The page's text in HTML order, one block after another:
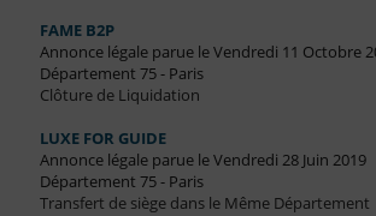
FAME B2P
Annonce légale parue le Vendredi 11 Octobre
Département 75 - Paris
Clôture de Liquidation
LUXE FOR GUIDE
Annonce légale parue le Vendredi 28 Juin 2019
Département 75 - Paris
Transfert de siège dans le Même Département